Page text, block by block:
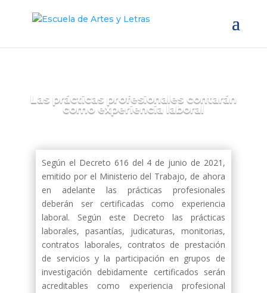
Las prácticas profesionales contarán
como experiencia laboral
Según el Decreto 616 del 4 de junio de 2021,
emitido por el Ministerio del Trabajo, de ahora
en adelante las prácticas profesionales
deberán ser certificadas como experiencia
laboral. Según este Decreto las prácticas
laborales, pasantías, judicaturas, monitorias,
contratos laborales, contratos de prestación
de servicios y la participación en grupos de
investigación debidamente certificados serán
acreditables como experiencia profesional